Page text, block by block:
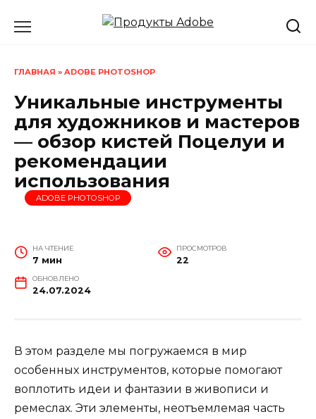
ГЛАВНАЯ » ADOBE PHOTOSHOP
Уникальные инструменты
для художников и мастеров
— обзор кистей Поцелуи и
рекомендации
использования
ADOBE PHOTOSHOP
НА ЧТЕНИЕ
7 мин
ПРОСМОТРОВ
22
ОБНОВЛЕНО
24.07.2024
В этом разделе мы погружаемся в мир
особенных инструментов, которые помогают
воплотить идеи и фантазии в живописи и
ремеслах. Эти элементы, неотъемлемая часть